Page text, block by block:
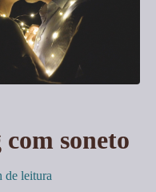
soneto
de leitura